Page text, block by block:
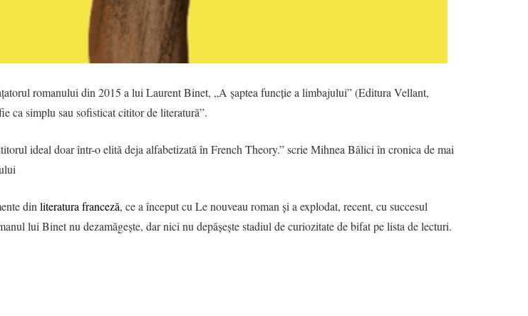
romanului din 2015 a lui Laurent Binet, „A șaptea funcție a limbajului” (Editura Vellant,
ca simplu sau sofisticat cititor de literatură”.
ideal doar într-o elită deja alfabetizată în French Theory.” scrie Mihnea Bâlici în cronica de mai
din literatura franceză, ce a început cu Le nouveau roman și a explodat, recent, cu succesul
lui Binet nu dezamăgește, dar nici nu depășește stadiul de curiozitate de bifat pe lista de lecturi.